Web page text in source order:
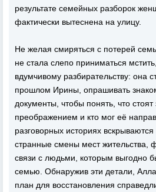
результате семейных разборок
фактически вытеснена на улицу.
Не желая смиряться с потерей
не стала слепо приниматься
вдумчивому разбирательству: она
прошлом Ирины, опрашивать
документы, чтобы понять, что
преображением и кто мог её
разговорных историях
странные смены мест жительства,
связи с людьми, которым выгодно
семью. Обнаружив эти детали,
план для восстановления